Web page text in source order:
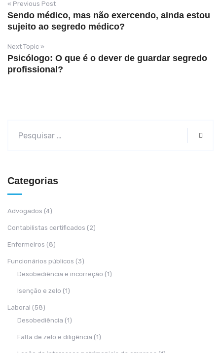
« Previous Post
Sendo médico, mas não exercendo, ainda estou
sujeito ao segredo médico?
Next Topic »
Psicólogo: O que é o dever de guardar segredo
profissional?
Categorias
Advogados (4)
Contabilistas certificados (2)
Enfermeiros (8)
Funcionários públicos (3)
Desobediência e incorreção (1)
Isenção e zelo (1)
Laboral (58)
Desobediência (1)
Falta de zelo e diligência (1)